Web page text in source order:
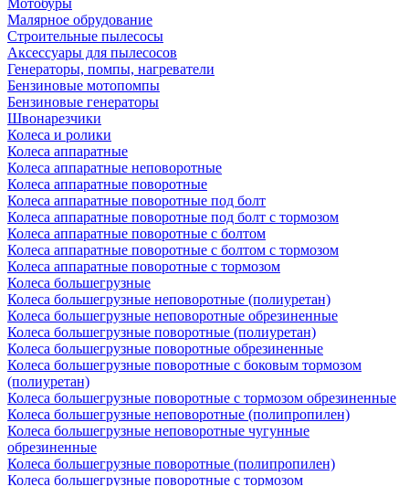
Мотобуры
Малярное обрудование
Строительные пылесосы
Аксессуары для пылесосов
Генераторы, помпы, нагреватели
Бензиновые мотопомпы
Бензиновые генераторы
Швонарезчики
Колеса и ролики
Колеса аппаратные
Колеса аппаратные неповоротные
Колеса аппаратные поворотные
Колеса аппаратные поворотные под болт
Колеса аппаратные поворотные под болт с тормозом
Колеса аппаратные поворотные с болтом
Колеса аппаратные поворотные с болтом с тормозом
Колеса аппаратные поворотные с тормозом
Колеса большегрузные
Колеса большегрузные неповоротные (полиуретан)
Колеса большегрузные неповоротные обрезиненные
Колеса большегрузные поворотные (полиуретан)
Колеса большегрузные поворотные обрезиненные
Колеса большегрузные поворотные с боковым тормозом
(полиуретан)
Колеса большегрузные поворотные с тормозом обрезиненные
Колеса большегрузные неповоротные (полипропилен)
Колеса большегрузные неповоротные чугунные
обрезиненные
Колеса большегрузные поворотные (полипропилен)
Колеса большегрузные поворотные с тормозом